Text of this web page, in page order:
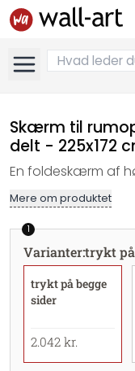
Skærm til
delt - 225x172
En foldeskærm af
Mere om produktet
1
Varianter:trykt på
trykt på begge
sider
2.042 kr.